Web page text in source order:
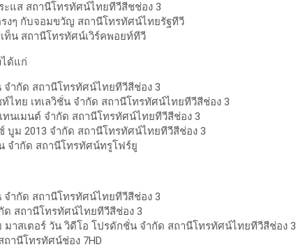
ะแส สถานีโทรทัศน์ไทยทีวีสีชช่อง 3
งๆ กับจอมขวัญ สถานีโทรทัศน์ไทยรัฐทีวี
ท็น สถานีโทรทัศน์เวิร์คพอยท์ทีวี
ด้แก่
จำกัด สถานีโทรทัศน์ไทยทีวีสีช่อง 3
ทย เทเลวิชั่น จำกัด สถานีโทรทัศน์ไทยทีวีสีช่อง 3
ทนเมนต์ จำกัด สถานีโทรทัศน์ไทยทีวีสีช่อง 3
บูม 2013 จำกัด สถานีโทรทัศน์ไทยทีวีสีช่อง 3
จำกัด สถานีโทรทัศน์ทรูโฟร์ยู
จำกัด สถานีโทรทัศน์ไทยทีวีสีช่อง 3
ด สถานีโทรทัศน์ไทยทีวีสีช่อง 3
าสเตอร์ วัน วิดีโอ โปรดักชั่น จำกัด สถานีโทรทัศน์ไทยทีวีสีช่อง 3
านีโทรทัศน์ช่อง 7HD